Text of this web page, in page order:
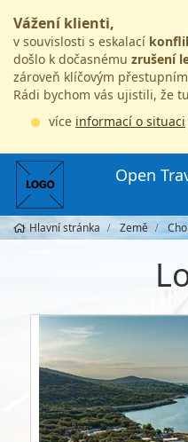
Vážení klienti,
v souvislosti s eskalací
došlo k dočasnému zrušení
zároveň klíčovým
Rádi bychom vás ujistili, že
více informací o situaci
Open
Hlavní stránka Země